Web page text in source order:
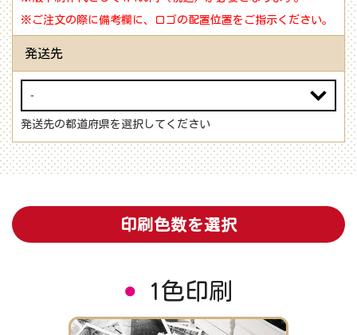
※ご注文の際に備考欄に、ロゴの配置位置をご指示ください。
発送先
発送先の都道府県を選択してください
印刷色数を選択
1色印刷